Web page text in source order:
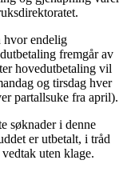
hvor endelig
fremgår av
hovedutbetaling vil
og tirsdag hver
partallsuke fra april).
søknader i denne
er utbetalt, i tråd
uten klage.